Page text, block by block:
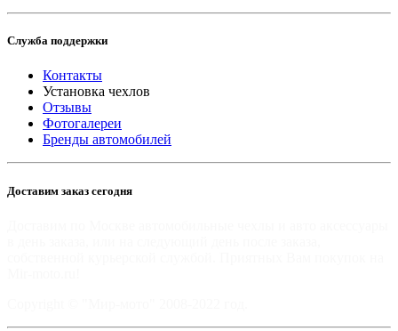
Служба поддержки
Контакты
Установка чехлов
Отзывы
Фотогалереи
Бренды автомобилей
Доставим заказ сегодня